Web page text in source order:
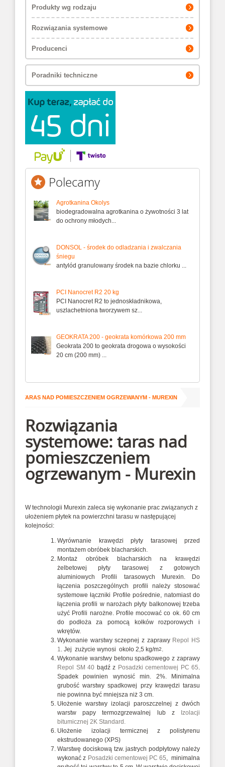
Produkty wg rodzaju
Rozwiązania systemowe
Producenci
Poradniki techniczne
Polecamy
Agrotkanina Okolys
biodegradowalna agrotkanina o żywotności 3 lat
do ochrony młodych...
DONSOL - środek do odladzania i zwalczania
śniegu
antylód granulowany środek na bazie chlorku ...
PCI Nanocret R2 20 kg
PCI Nanocret R2 to jednoskładnikowa,
uszlachetniona tworzywem sz...
GEOKRATA 200 - geokrata komórkowa 200 mm
Geokrata 200 to geokrata drogowa o wysokości
20 cm (200 mm) ...
TARAS NAD POMIESZCZENIEM OGRZEWANYM - MUREXIN
Rozwiązania
systemowe: taras nad
pomieszczeniem
ogrzewanym - Murexin
W technologii Murexin zaleca się wykonanie prac związanych z
ułożeniem płytek na powierzchni tarasu w następującej
kolejności:
Wyrównanie krawędzi płyty tarasowej przed
montażem obróbek blacharskich.
Montaż obróbek blacharskich na krawędzi
żelbetowej płyty tarasowej z gotowych
aluminiowych Profili tarasowych Murexin. Do
łączenia poszczególnych profili należy stosować
systemowe łączniki Profile pośrednie, natomiast do
łączenia profili w narożach płyty balkonowej trzeba
użyć Profili narożne. Profile mocować co ok. 60 cm
do podłoża za pomocą kołków rozporowych i
wkrętów.
Wykonanie warstwy sczepnej z zaprawy Repol HS
1. Jej zużycie wynosi około 2,5 kg/m2.
Wykonanie warstwy betonu spadkowego z zaprawy
Repol SM 40 bądź z Posadzki cementowej PC 65.
Spadek powinien wynosić min. 2%. Minimalna
grubość warstwy spadkowej przy krawędzi tarasu
nie powinna być mniejsza niż 3 cm.
Ułożenie warstwy izolacji paroszczelnej z dwóch
warstw papy termozgrzewalnej lub z
Izolacji
bitumicznej 2K Standard.
Ułożenie izolacji termicznej z polistyrenu
ekstrudowanego (XPS)
Warstwę dociskową tzw. jastrych podpłytowy należy
wykonać z Posadzki cementowej PC 65, minimalna